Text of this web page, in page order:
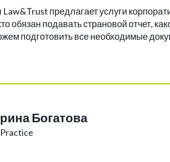
предлагает услуги
обязан подавать страновой отчет,
подготовить все необходимые
Богатова